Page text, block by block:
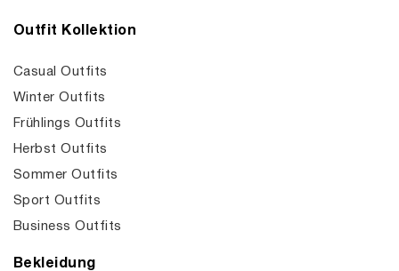
Outfit Kollektion
Casual Outfits
Winter Outfits
Frühlings Outfits
Herbst Outfits
Sommer Outfits
Sport Outfits
Business Outfits
Bekleidung